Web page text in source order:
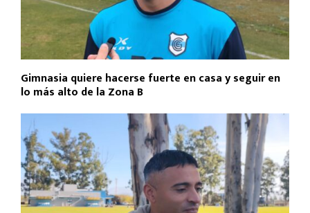
Gimnasia quiere hacerse fuerte en casa y seguir en
lo más alto de la Zona B